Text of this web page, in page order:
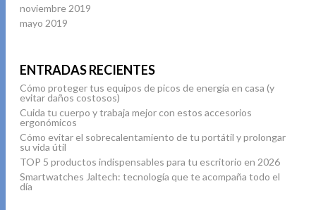
noviembre 2019
mayo 2019
ENTRADAS RECIENTES
Cómo proteger tus equipos de picos de energía en casa (y
evitar daños costosos)
Cuida tu cuerpo y trabaja mejor con estos accesorios
ergonómicos
Cómo evitar el sobrecalentamiento de tu portátil y prolongar
su vida útil
TOP 5 productos indispensables para tu escritorio en 2026
Smartwatches Jaltech: tecnología que te acompaña todo el
día